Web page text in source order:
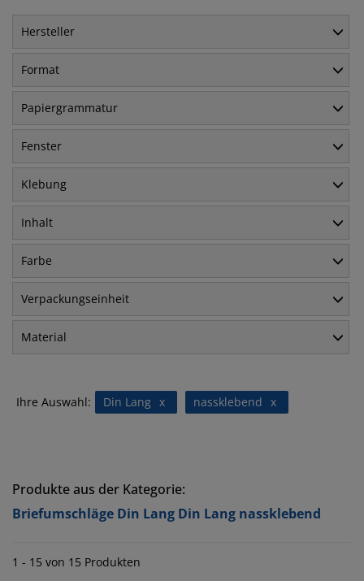
Hersteller
Format
Papiergrammatur
Fenster
Klebung
Inhalt
Farbe
Verpackungseinheit
Material
Ihre Auswahl: x
Din Lang x
nassklebend
Produkte aus der Kategorie:
Briefumschläge Din Lang Din Lang nassklebend
1 - 15 von 15 Produkten